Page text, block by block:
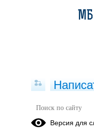
Способы
возникающих
Версия для